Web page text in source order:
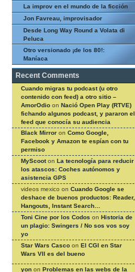
La improv en el mundo de la ficción
Jon Favreau, improvisador
Desde Long Way Round a Volata di
Peluca
Otro versionado ¡de los 80!:
Maníaca
Recent Comments
Cuando migras tu podcast (u otro
contenido con feed) a otro sitio –
AmorOdio on Nació Open Play (RTVE)
fichando algunos podcast, y pararon el
feed que conocía su audiencia
Black Mirror on Como Google,
Facebook y Amazon te espían con tu
permiso
MyScooton La tecnología para reducir
los atascos: Coches autónomos y
asistencia GPS
videos mexico on Cuando Google se
deshace de buenos productos: Reader,
Hangouts, Instant Search…
Toni Cine por los Codos on Historia de
un plagio: Swingers / No sos vos soy
yo
Star Wars Casco on El CGI en Star
Wars VII es del bueno
yon on Problemas en las webs de la